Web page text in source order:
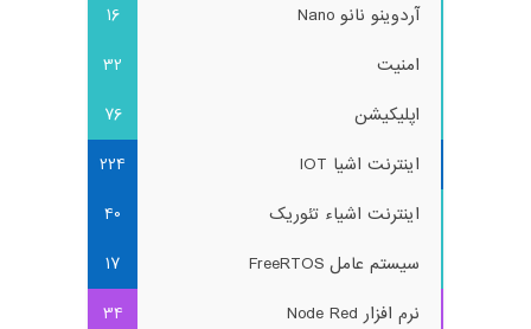
آردوینو نانو Nano
16
امنیت
32
اپلیکیشن
76
اینترنت اشیا IOT
224
اینترنت اشیاء تئوریک
40
سیستم عامل FreeRTOS
17
نرم افزار Node Red
34